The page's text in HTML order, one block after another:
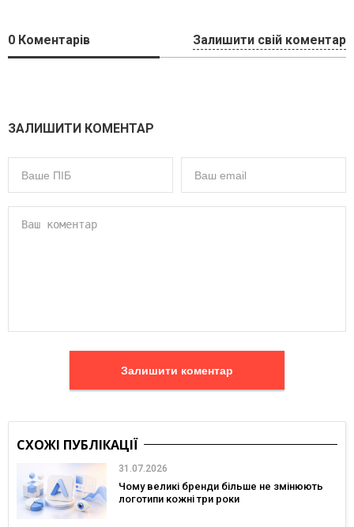
0 Коментарів Залишити свій коментар
ЗАЛИШИТИ КОМЕНТАР
Залишити коментар
СХОЖІ ПУБЛІКАЦІЇ
31.07.2026
Чому великі бренди більше не змінюють
логотипи кожні три роки